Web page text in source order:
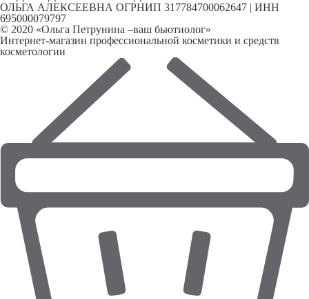
ОЛЬГА АЛЕКСЕЕВНА ОГРНИП 317784700062647 | ИНН
695000079797
© 2020 «Ольга Петрунина –ваш бьютиолог»
Интернет-магазин профессиональной косметики и средств
косметологии